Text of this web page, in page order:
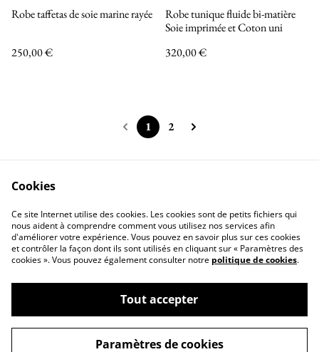
Robe taffetas de soie marine rayée
250,00 €
Robe tunique fluide bi-matière
Soie imprimée et Coton uni
320,00 €
1 2
Nous contacter
Mentions légales
Politique de confidentialité
Politique de Cookies
©2026Christiane Ducteil Couture
Cookies
Ce site Internet utilise des cookies. Les cookies sont de petits fichiers qui
nous aident à comprendre comment vous utilisez nos services afin
d'améliorer votre expérience. Vous pouvez en savoir plus sur ces cookies
et contrôler la façon dont ils sont utilisés en cliquant sur « Paramètres des
cookies ». Vous pouvez également consulter notre politique de cookies.
Tout accepter
Paramètres de cookies